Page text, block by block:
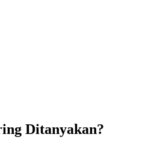
Ditanyakan?